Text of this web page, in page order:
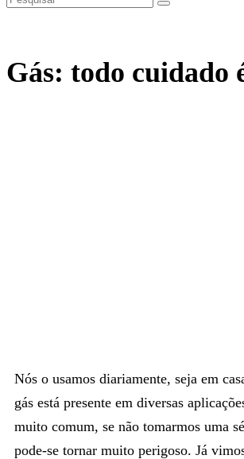
Gás: todo cuidado
Nós o usamos diariamente, seja em
gás está presente em diversas
muito comum, se não tomarmos uma
pode-se tornar muito perigoso. Já